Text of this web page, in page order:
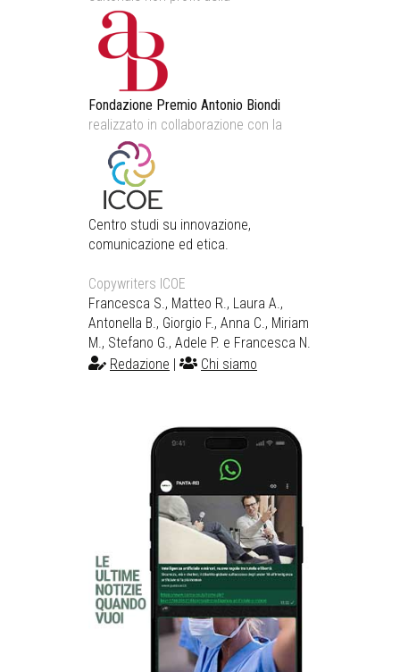
Fondazione Premio Antonio Biondi
realizzato in collaborazione con la
Centro studi su innovazione,
comunicazione ed etica.
Copywriters ICOE
Francesca S., Matteo R., Laura A.,
Antonella B., Giorgio F., Anna C., Miriam
M., Stefano G., Adele P. e Francesca N.
Redazione
Chi siamo